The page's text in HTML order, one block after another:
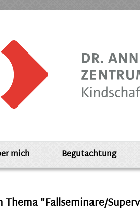
mich Begutachtung
Thema "Fallseminare/